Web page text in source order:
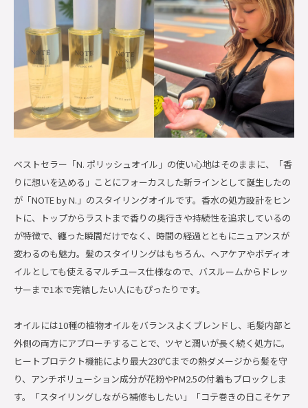
ベストセラー「N. ポリッシュオイル」の使い心地はそのままに、「香
りに想いを込める」ことにフォーカスした新ラインとして誕生したの
が「NOTE by N.」のスタイリングオイルです。香水の処方設計をヒン
トに、トップからラストまで香りの奥行きや持続性を追求しているの
が特徴で、纏った瞬間だけでなく、時間の経過とともにニュアンスが
変わるのも魅力。髪のスタイリングはもちろん、ヘアケアやボディオ
イルとしても使えるマルチユース仕様なので、バスルームからドレッ
サーまで1本で完結したい人にもぴったりです。
オイルには10種の植物オイルをバランスよくブレンドし、毛髪内部と
外側の両方にアプローチすることで、ツヤと潤いが長く続く処方に。
ヒートプロテクト機能により最大230℃までの熱ダメージから髪を守
り、アンチポリューション成分が花粉やPM2.5の付着もブロックしま
す。「スタイリングしながら補修もしたい」「コテ巻きの日こそケア